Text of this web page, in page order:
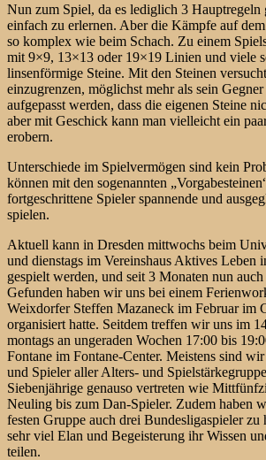
Nun zum Spiel, da es lediglich 3 Hauptregeln
einfach zu erlernen. Aber die Kämpfe auf
so komplex wie beim Schach. Zu einem
mit 9×9, 13×13 oder 19×19 Linien und viele
linsenförmige Steine. Mit den Steinen
einzugrenzen, möglichst mehr als sein Gegner
aufgepasst werden, dass die eigenen Steine
aber mit Geschick kann man vielleicht ein
erobern.
Unterschiede im Spielvermögen sind kein
können mit den sogenannten
fortgeschrittene Spieler spannende und
spielen.
Aktuell kann in Dresden mittwochs beim
und dienstags im Vereinshaus Aktives Leben
gespielt werden, und seit 3 Monaten nun
Gefunden haben wir uns bei einem
Weixdorfer Steffen Mazaneck im Februar im
organisiert hatte. Seitdem treffen wir uns im
montags an ungeraden Wochen 17:00 bis
Fontane im Fontane-Center. Meistens sind
und Spieler aller Alters- und
Siebenjährige genauso vertreten wie
Neuling bis zum Dan-Spieler. Zudem haben
festen Gruppe auch drei Bundesligaspieler zu
sehr viel Elan und Begeisterung ihr Wissen
teilen.